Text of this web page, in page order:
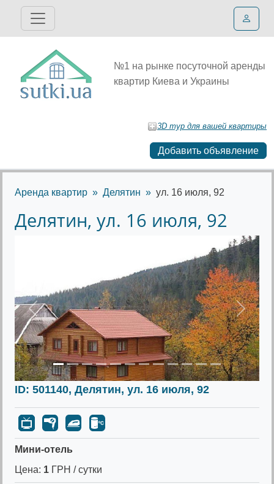
№1 на рынке посуточной аренды
квартир Киева и Украины
3D тур для вашей квартиры
Добавить объявление
Аренда квартир Делятин ул. 16 июля, 92
Делятин, ул. 16 июля, 92
Предыдущее
ID: 501140, Делятин, ул. 16 июля, 92
Мини-отель
Цена: 1 ГРН / сутки